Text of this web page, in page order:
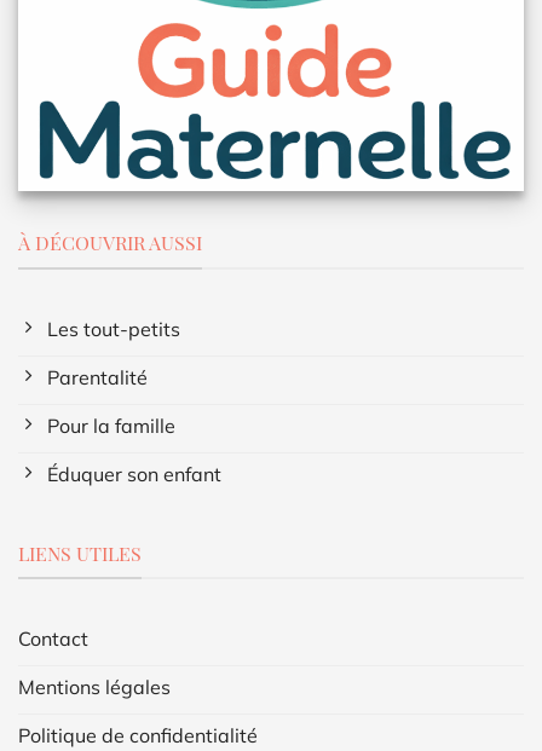
À DÉCOUVRIR AUSSI
Les tout-petits
Parentalité
Pour la famille
Éduquer son enfant
LIENS UTILES
Contact
Mentions légales
Politique de confidentialité